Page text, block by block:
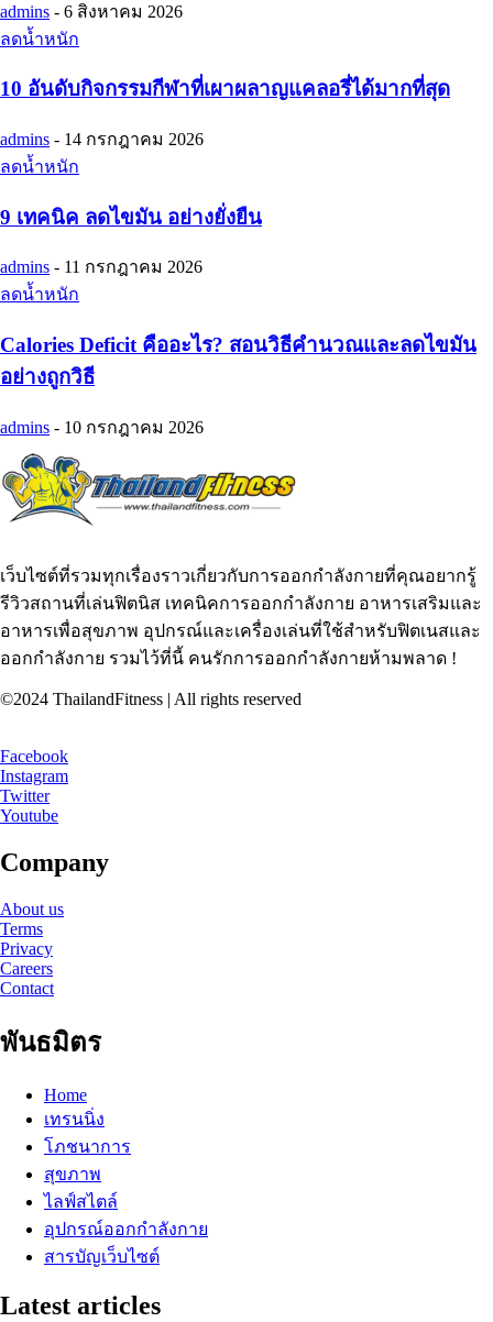
admins - 6 สิงหาคม 2026
ลดน้ำหนัก
10 อันดับกิจกรรมกีฬาที่เผาผลาญแคลอรี่ได้มากที่สุด
admins - 14 กรกฎาคม 2026
ลดน้ำหนัก
9 เทคนิค ลดไขมัน อย่างยั่งยืน
admins - 11 กรกฎาคม 2026
ลดน้ำหนัก
Calories Deficit คืออะไร? สอนวิธีคำนวณและลดไขมัน
อย่างถูกวิธี
admins - 10 กรกฎาคม 2026
เว็บไซต์ที่รวมทุกเรื่องราวเกี่ยวกับการออกกำลังกายที่คุณอยากรู้
รีวิวสถานที่เล่นฟิตนิส เทคนิคการออกกำลังกาย อาหารเสริมและ
อาหารเพื่อสุขภาพ อุปกรณ์และเครื่องเล่นที่ใช้สำหรับฟิตเนสและ
ออกกำลังกาย รวมไว้ที่นี้ คนรักการออกกำลังกายห้ามพลาด !
©2024 ThailandFitness | All rights reserved
Facebook
Instagram
Twitter
Youtube
Company
About us
Terms
Privacy
Careers
Contact
พันธมิตร
Home
เทรนนิ่ง
โภชนาการ
สุขภาพ
ไลฟ์สไตล์
อุปกรณ์ออกกำลังกาย
สารบัญเว็บไซต์
Latest articles